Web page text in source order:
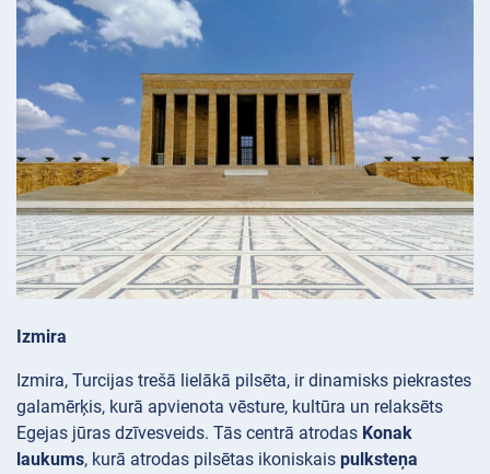
Izmira
Izmira, Turcijas trešā lielākā pilsēta, ir dinamisks piekrastes
galamērķis, kurā apvienota vēsture, kultūra un relaksēts
Egejas jūras dzīvesveids. Tās centrā atrodas Konak
laukums, kurā atrodas pilsētas ikoniskais pulksteņa